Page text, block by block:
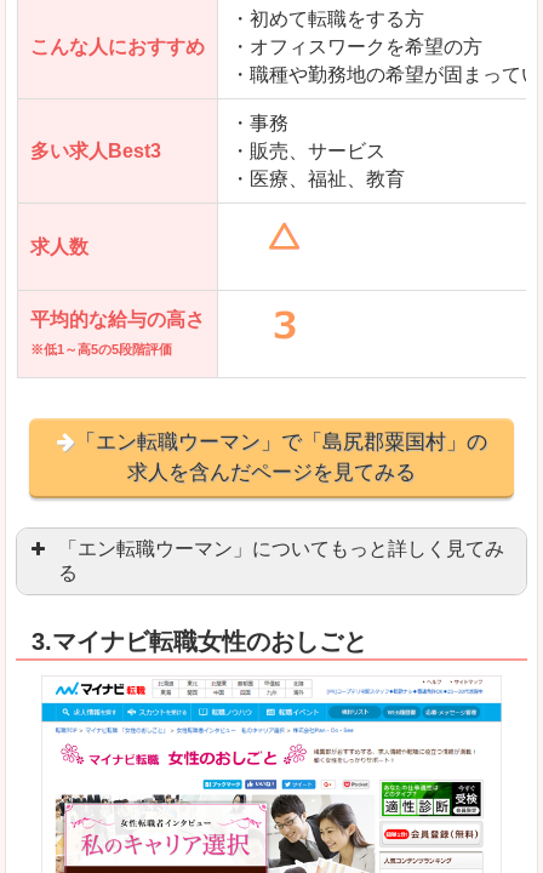
「とらばーゆ」で「島尻郡粟国村」の
求人を含んだページを見てみる
こんな人におすすめ
・初めて転職をする方
・オフィスワークを希望の方
・職種や勤務地の希望が固まって
多い求人Best3
・事務
・販売、サービス
・医療、福祉、教育
求人数
平均的な給与の高さ
※低1～高5の5段階評価
「エン転職ウーマン」で「島尻郡粟国村」の
求人を含んだページを見てみる
「エン転職ウーマン」についてもっと詳しく見てみ
る
良いところ
職種や勤務地など、すでに次のお仕事がイメージ
転職Q＆Aやノウハウが豊富なうえ、面接サポー
悪いところ
求人の掲載数が少ないです。
TOPページからこだわりや条件などをクイックに
3.マイナビ転職女性のおしごと